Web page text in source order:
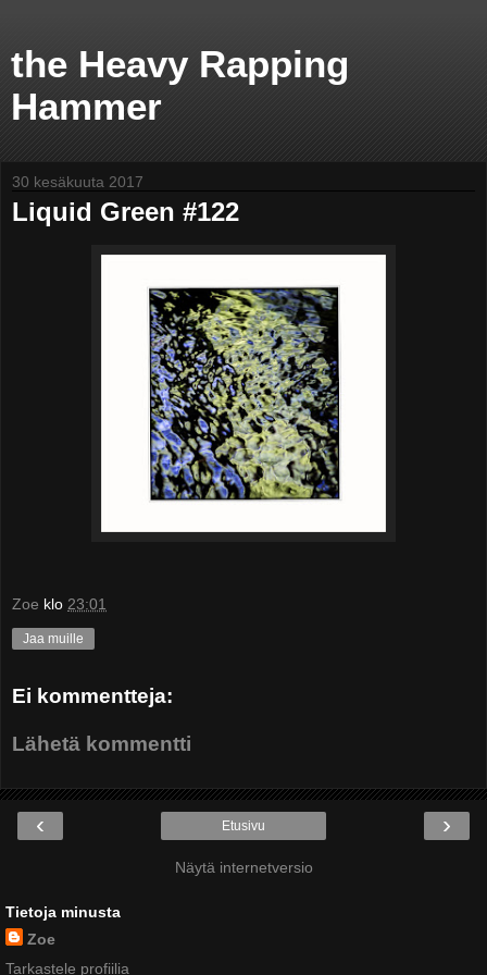
the Heavy Rapping
Hammer
30 kesäkuuta 2017
Liquid Green #122
Zoe klo 23:01
Jaa muille
Ei kommentteja:
Lähetä kommentti
‹ ›
Etusivu
Näytä internetversio
Tietoja minusta
Zoe
Tarkastele profiilia